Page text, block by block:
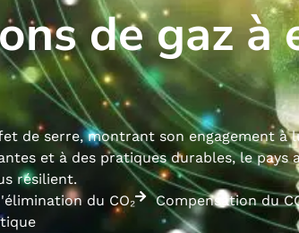
de gaz à
de serre, montrant son engagement à
et à des pratiques durables, le pays
résilient.
du CO₂
Compensation du